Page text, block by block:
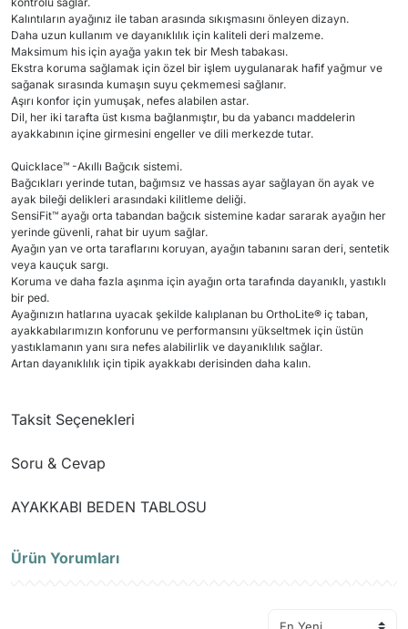
Kalıntıların ayağınız ile taban arasında sıkışmasını önleyen dizayn.
Daha uzun kullanım ve dayanıklılık için kaliteli deri malzeme.
Maksimum his için ayağa yakın tek bir Mesh tabakası.
Ekstra koruma sağlamak için özel bir işlem uygulanarak hafif yağmur ve
sağanak sırasında kumaşın suyu çekmemesi sağlanır.
Aşırı konfor için yumuşak, nefes alabilen astar.
Dil, her iki tarafta üst kısma bağlanmıştır, bu da yabancı maddelerin
ayakkabının içine girmesini engeller ve dili merkezde tutar.
Quicklace™ -Akıllı Bağcık sistemi.
Bağcıkları yerinde tutan, bağımsız ve hassas ayar sağlayan ön ayak ve
ayak bileği delikleri arasındaki kilitleme deliği.
SensiFit™ ayağı orta tabandan bağcık sistemine kadar sararak ayağın her
yerinde güvenli, rahat bir uyum sağlar.
Ayağın yan ve orta taraflarını koruyan, ayağın tabanını saran deri, sentetik
veya kauçuk sargı.
Koruma ve daha fazla aşınma için ayağın orta tarafında dayanıklı, yastıklı
bir ped.
Ayağınızın hatlarına uyacak şekilde kalıplanan bu OrthoLite® iç taban,
ayakkabılarımızın konforunu ve performansını yükseltmek için üstün
yastıklamanın yanı sıra nefes alabilirlik ve dayanıklılık sağlar.
Artan dayanıklılık için tipik ayakkabı derisinden daha kalın.
Taksit Seçenekleri
Soru & Cevap
Soru Sor
AYAKKABI BEDEN TABLOSU
Ürün Yorumları